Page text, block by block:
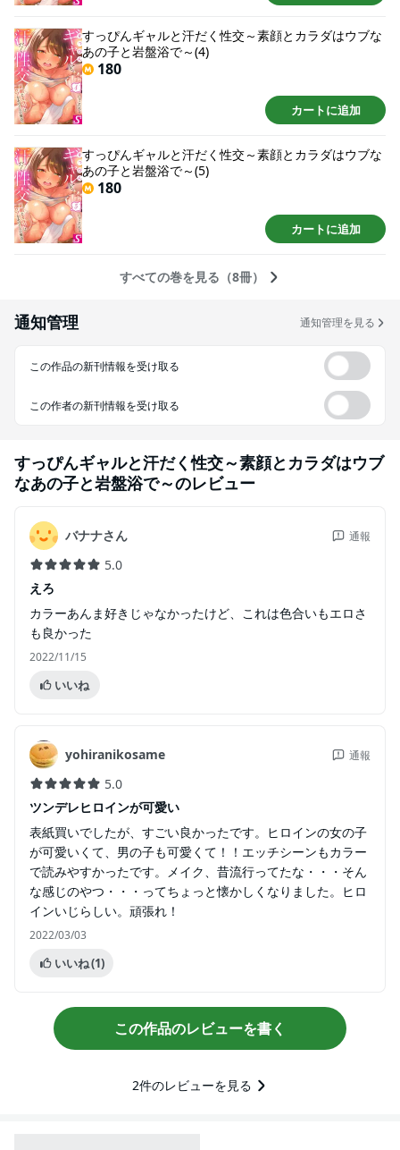
すっぴんギャルと汗だく性交～素顔とカラダはウブな
あの子と岩盤浴で～(4)
180
カートに追加
すっぴんギャルと汗だく性交～素顔とカラダはウブな
あの子と岩盤浴で～(5)
180
カートに追加
すべての巻を見る（8冊）
通知管理 通知管理を見る
この作品の新刊情報を受け取る
この作者の新刊情報を受け取る
すっぴんギャルと汗だく性交～素顔とカラダはウブ
なあの子と岩盤浴で～のレビュー
バナナさん 通報
5.0
えろ
カラーあんま好きじゃなかったけど、これは色合いもエロさ
も良かった
2022/11/15
いいね
yohiranikosame 通報
5.0
ツンデレヒロインが可愛い
表紙買いでしたが、すごい良かったです。ヒロインの女の子
が可愛いくて、男の子も可愛くて！！エッチシーンもカラー
で読みやすかったです。メイク、昔流行ってたな・・・そん
な感じのやつ・・・ってちょっと懐かしくなりました。ヒロ
インいじらしい。頑張れ！
2022/03/03
いいね(1)
この作品のレビューを書く
2件のレビューを見る